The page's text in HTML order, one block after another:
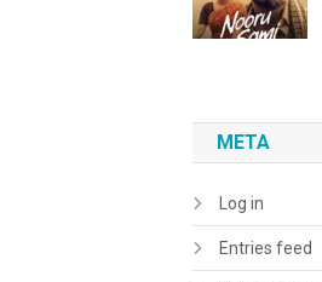
META
Log in
Entries feed